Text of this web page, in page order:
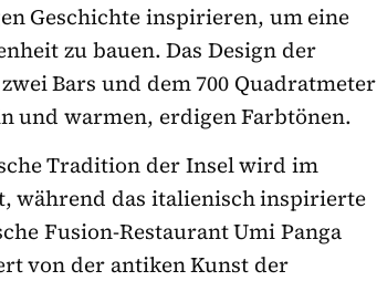
Geschichte inspirieren, um eine
zu bauen. Das Design der
Bars und dem 700 Quadratmeter
und warmen, erdigen Farbtönen.
Tradition der Insel wird im
während das italienisch inspirierte
Fusion-Restaurant Umi Panga
von der antiken Kunst der